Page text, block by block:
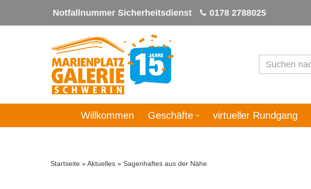
Zum
Notfallnummer Sicherheitsdienst 0178 2788025
Willkommen Geschäfte virtueller Rundgang
Startseite »Aktuelles » Sagenhaftes aus der Nähe